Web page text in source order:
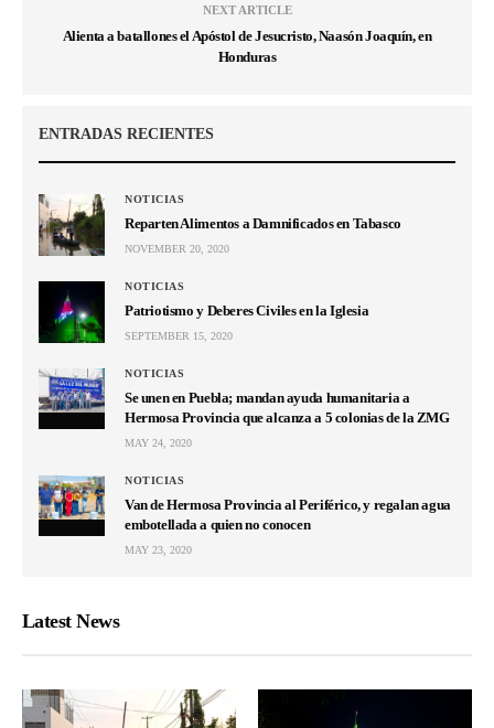
NEXT ARTICLE
Alienta a batallones el Apóstol de Jesucristo, Naasón Joaquín, en
Honduras
ENTRADAS RECIENTES
NOTICIAS
Reparten Alimentos a Damnificados en Tabasco
NOVEMBER 20, 2020
NOTICIAS
Patriotismo y Deberes Civiles en la Iglesia
SEPTEMBER 15, 2020
NOTICIAS
Se unen en Puebla; mandan ayuda humanitaria a
Hermosa Provincia que alcanza a 5 colonias de la ZMG
MAY 24, 2020
NOTICIAS
Van de Hermosa Provincia al Periférico, y regalan agua
embotellada a quien no conocen
MAY 23, 2020
Latest News